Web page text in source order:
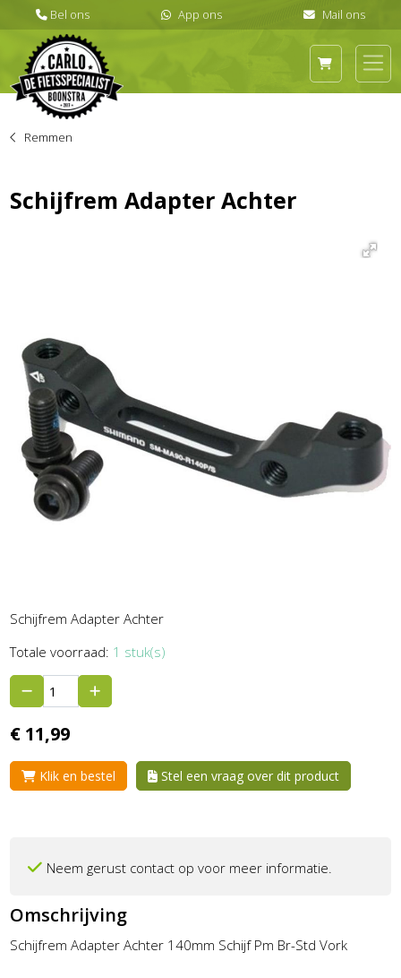
Remmen
Schijfrem Adapter Achter
Schijfrem Adapter Achter
Totale voorraad: 1 stuk(s)
€ 11,99
Klik en bestel Stel een vraag over dit product
Neem gerust contact op voor meer informatie.
Omschrijving
Schijfrem Adapter Achter 140mm Schijf Pm Br-Std Vork